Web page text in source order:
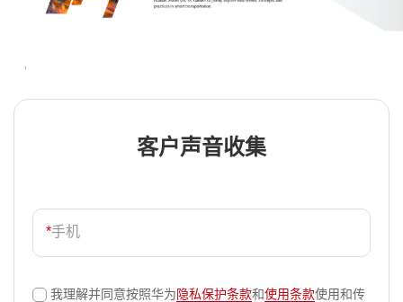
客户声音收集
*手机
我理解并同意按照华为隐私保护条款和使用条款使用和传